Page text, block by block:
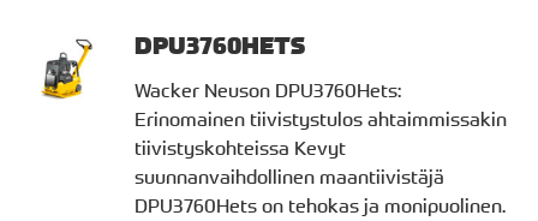
DPU3760HETS
Wacker Neuson DPU3760Hets:
Erinomainen tiivistystulos ahtaimmissakin
tiivistyskohteissa Kevyt
suunnanvaihdollinen maantiivistäjä
DPU3760Hets on tehokas ja monipuolinen.